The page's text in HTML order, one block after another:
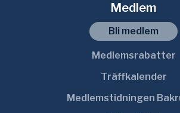
Medlem
Bli medlem
Medlemsrabatter
Träffkalender
Medlemstidningen